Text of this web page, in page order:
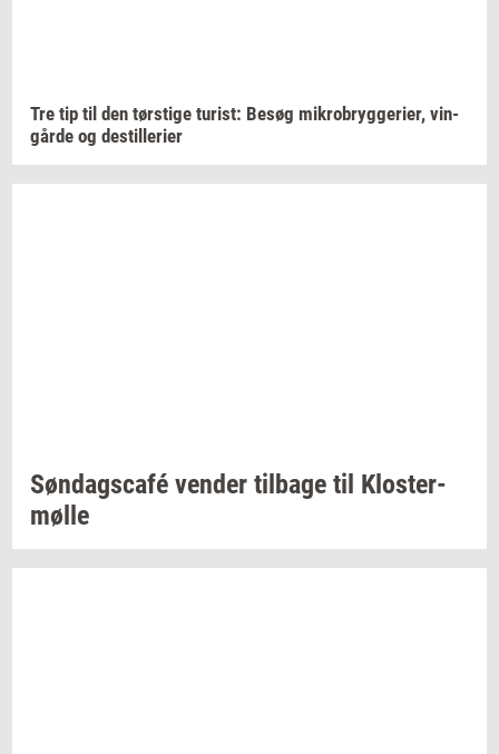
Tre tip til den tørsti­ge turist: Besøg mi­kro­bryg­ge­ri­er, vin­
går­de og destil­le­ri­er
Søndagscafé ven­der til­ba­ge til Klos­ter­
møl­le